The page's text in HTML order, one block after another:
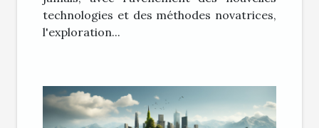
technologies et des méthodes novatrices,
l'exploration...